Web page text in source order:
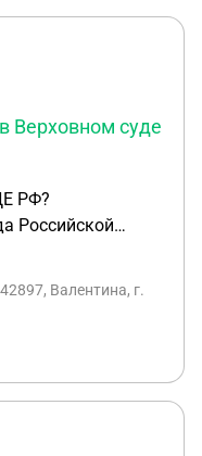
Верховном суде
РФ?
Российской
60 107143,
как инвалид
2)
Валентина, г.